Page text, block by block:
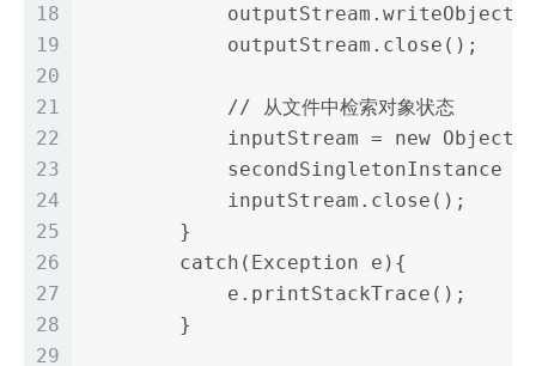
18
19
20
21
22
23
24
25
26
27
28
29
            outputStream.close();
            // 从文件中检索对象状态
inputStream = new
secondSingletonInstance
            inputStream.close();
        }
        catch(Exception e){
            e.printStackTrace();
        }